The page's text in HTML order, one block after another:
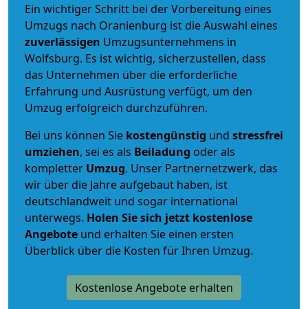
Ein wichtiger Schritt bei der Vorbereitung eines
Umzugs nach Oranienburg ist die Auswahl eines
zuverlässigen Umzugsunternehmens in
Wolfsburg. Es ist wichtig, sicherzustellen, dass
das Unternehmen über die erforderliche
Erfahrung und Ausrüstung verfügt, um den
Umzug erfolgreich durchzuführen.
Bei uns können Sie kostengünstig und stressfrei
umziehen, sei es als Beiladung oder als
kompletter Umzug. Unser Partnernetzwerk, das
wir über die Jahre aufgebaut haben, ist
deutschlandweit und sogar international
unterwegs. Holen Sie sich jetzt kostenlose
Angebote und erhalten Sie einen ersten
Überblick über die Kosten für Ihren Umzug.
Kostenlose Angebote erhalten